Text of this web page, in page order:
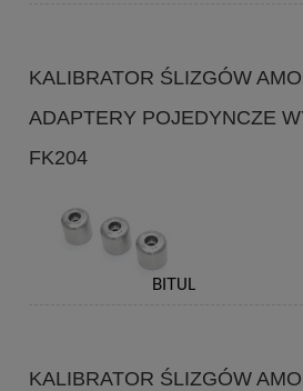
KALIBRATOR ŚLIZGÓW
ADAPTERY POJEDYNCZE
FK204
KALIBRATOR ŚLIZGÓW